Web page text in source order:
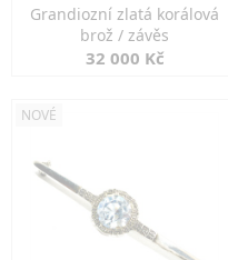
Grandiozní zlatá korálová
brož / závěs
32 000 Kč
NOVÉ